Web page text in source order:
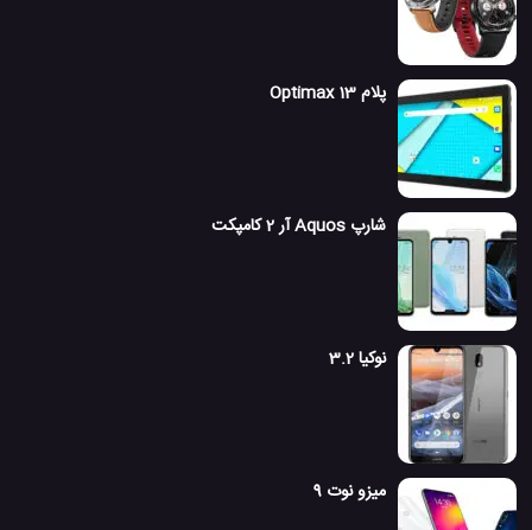
پلام Optimax 13
شارپ Aquos آر 2 کامپکت
نوکیا 3.2
میزو نوت 9